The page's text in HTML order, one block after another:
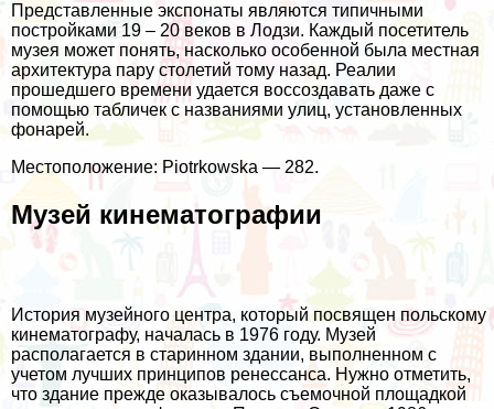
Представленные экспонаты являются типичными
постройками 19 – 20 веков в Лодзи. Каждый посетитель
музея может понять, насколько особенной была местная
архитектура пару столетий тому назад. Реалии
прошедшего времени удается воссоздавать даже с
помощью табличек с названиями улиц, установленных
фонарей.
Местоположение: Piotrkowska — 282.
Музей кинематографии
История музейного центра, который посвящен польскому
кинематографу, началась в 1976 году. Музей
располагается в старинном здании, выполненном с
учетом лучших принципов ренессанса. Нужно отметить,
что здание прежде оказывалось съемочной площадкой